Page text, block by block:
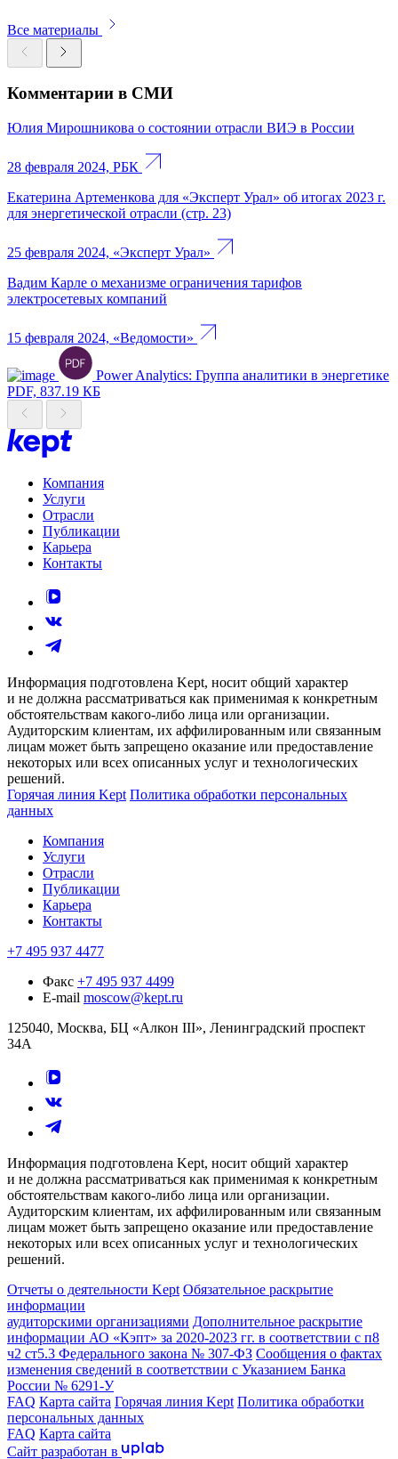
Все материалы
Комментарии в СМИ
Юлия Мирошникова о состоянии отрасли ВИЭ в России
28 февраля 2024, РБК
Екатерина Артеменкова для «Эксперт Урал» об итогах 2023 г.
для энергетической отрасли (стр. 23)
25 февраля 2024, «Эксперт Урал»
Вадим Карле о механизме ограничения тарифов
электросетевых компаний
15 февраля 2024, «Ведомости»
Power Analytics: Группа аналитики в энергетике
PDF, 837.19 КБ
Компания
Услуги
Отрасли
Публикации
Карьера
Контакты
Информация подготовлена Kept, носит общий характер
и не должна рассматриваться как применимая к конкретным
обстоятельствам какого-либо лица или организации.
Аудиторским клиентам, их аффилированным или связанным
лицам может быть запрещено оказание или предоставление
некоторых или всех описанных услуг и технологических
решений.
Горячая линия Kept Политика обработки персональных
данных
Компания
Услуги
Отрасли
Публикации
Карьера
Контакты
+7 495 937 4477
Факс +7 495 937 4499
E-mail moscow@kept.ru
125040, Москва, БЦ «Алкон III», Ленинградский проспект
34А
Информация подготовлена Kept, носит общий характер
и не должна рассматриваться как применимая к конкретным
обстоятельствам какого-либо лица или организации.
Аудиторским клиентам, их аффилированным или связанным
лицам может быть запрещено оказание или предоставление
некоторых или всех описанных услуг и технологических
решений.
Отчеты о деятельности Kept Обязательное раскрытие
информации
аудиторскими организациями Дополнительное раскрытие
информации АО «Кэпт» за 2020-2023 гг. в соответствии с п8
ч2 ст5.3 Федерального закона № 307-ФЗ Сообщения о фактах
изменения сведений в соответствии с Указанием Банка
России № 6291-У
FAQ Карта сайта Горячая линия Kept Политика обработки
персональных данных
FAQ Карта сайта
Сайт разработан в